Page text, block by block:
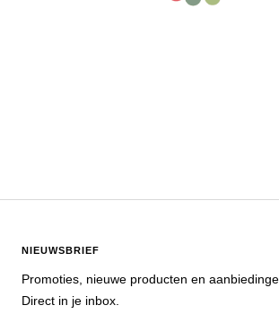
NIEUWSBRIEF
Promoties, nieuwe producten en
Direct in je inbox.